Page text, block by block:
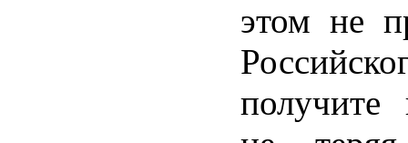
этом не
получите